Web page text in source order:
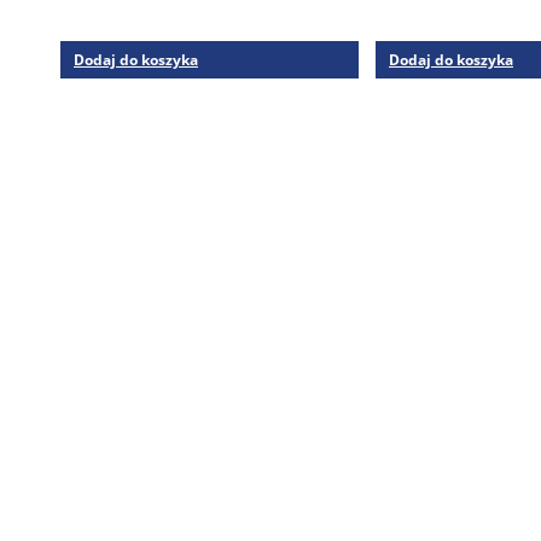
Dodaj do koszyka Dodaj do koszyka